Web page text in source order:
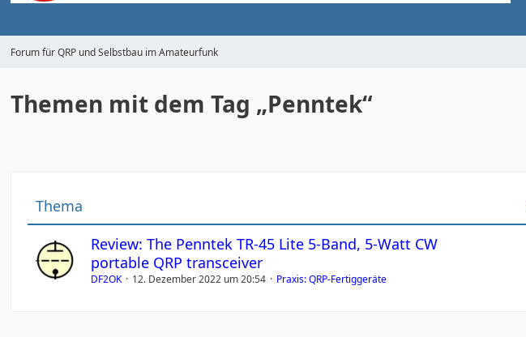
Forum für QRP und Selbstbau im Amateurfunk
Themen mit dem Tag „Penntek“
Thema
Review: The Penntek TR-45 Lite 5-Band, 5-Watt CW
portable QRP transceiver
DF2OK 12. Dezember 2022 um 20:54 Praxis: QRP-Fertiggeräte